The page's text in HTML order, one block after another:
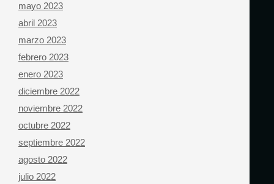
mayo 2023
abril 2023
marzo 2023
febrero 2023
enero 2023
diciembre 2022
noviembre 2022
octubre 2022
septiembre 2022
agosto 2022
julio 2022